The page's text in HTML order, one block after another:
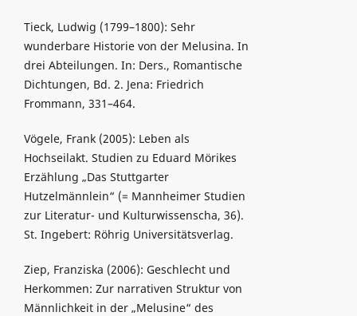
Tieck, Ludwig (1799–1800): Sehr
wunderbare Historie von der Melusina. In
drei Abteilungen. In: Ders., Romantische
Dichtungen, Bd. 2. Jena: Friedrich
Frommann, 331–464.
Vögele, Frank (2005): Leben als
Hochseilakt. Studien zu Eduard Mörikes
Erzählung „Das Stuttgarter
Hutzelmännlein“ (= Mannheimer Studien
zur Literatur- und Kulturwissenscha, 36).
St. Ingebert: Röhrig Universitätsverlag.
Ziep, Franziska (2006): Geschlecht und
Herkommen: Zur narrativen Struktur von
Männlichkeit in der „Melusine“ des